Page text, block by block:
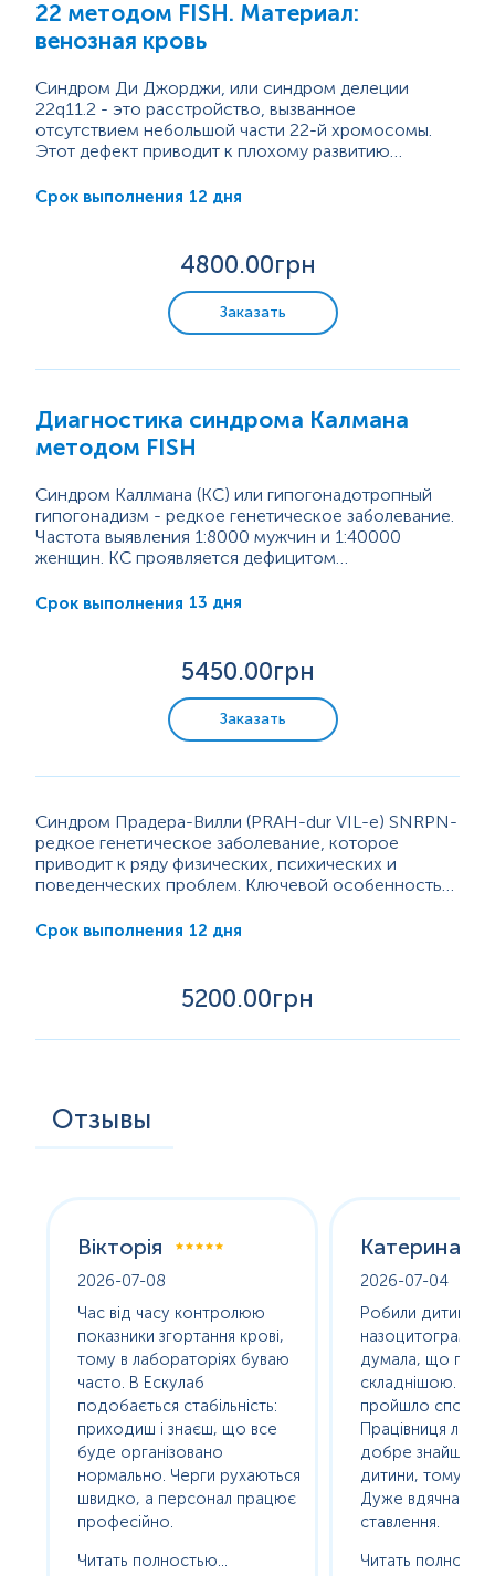
Микроэлементы и тяжелые металлы
22 методом FISH. Материал:
венозная кровь
Синдром Ди Джорджи, или синдром делеции
22q11.2 - это расстройство, вызванное
отсутствием небольшой части 22-й хромосомы.
Этот дефект приводит к плохому развитию
симптомами являются врожденный порок сердца
порок сердца, также обнаружена микроделеция
Срок выполнения 12 дня
4800.00грн
Заказать
Диагностика синдрома Калмана
методом FISH
Синдром Каллмана (КС) или гипогонадотропный
гипогонадизм - редкое генетическое заболевание.
Частота выявления 1:8000 мужчин и 1:40000
женщин. КС проявляется дефицитом
рилизинг-гормона (GnRH). Встречается у обоих
полового созревания (иногда отсутствие полового
созревания) в сочетании с отсутствием обоняния.
Преимущественно диагноз устанавливает
Срок выполнения 13 дня
5450.00грн
Заказать
Синдром Прадера-Вилли (PRAH-dur VIL-e) SNRPN-
редкое генетическое заболевание, которое
приводит к ряду физических, психических и
поведенческих проблем. Ключевой особенностью
чувство голода, которое обычно начинается в
пациентов наблюдается большая интерстициальная
делеция 3-4Mb1,2. Примерно у 3% пациентов
Срок выполнения 12 дня
5200.00грн
Отзывы
Вікторія
2026-07-08
Час від часу контролюю
показники згортання крові,
тому в лабораторіях буваю
часто. В Ескулаб
подобається стабільність:
приходиш і знаєш, що все
буде організовано
нормально. Черги рухаються
швидко, а персонал працює
професійно.
Читать полностью...
Катерина
2026-07-04
Робили дитині
назоцитограму.
думала, що
складнішою.
пройшло
Працівниця
добре знайшла
дитини, тому без
Дуже вдячна за
ставлення.
Читать